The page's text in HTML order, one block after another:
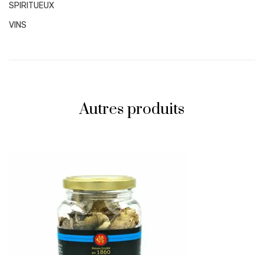
SPIRITUEUX
VINS
Autres produits